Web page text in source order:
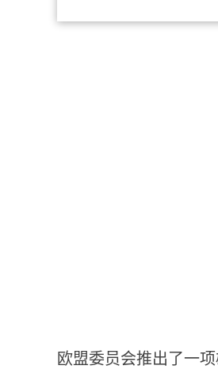
欧盟委员会推出了一